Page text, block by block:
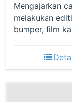
Mengajarkan
melakukan
bumper, film